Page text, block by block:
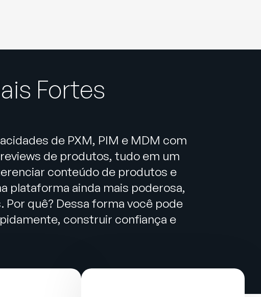
Fortes
de PXM, PIM e MDM com
de produtos, tudo em um
conteúdo de produtos e
plataforma ainda mais poderosa,
quê? Dessa forma você pode
construir confiança e